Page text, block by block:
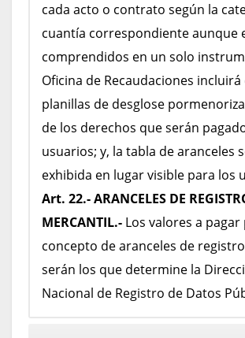
cada acto o contrato según la
cuantía correspondiente aunque
comprendidos en un solo
Oficina de Recaudaciones incluirá
planillas de desglose
de los derechos que serán
usuarios; y, la tabla de aranceles
exhibida en lugar visible para los
Art. 22.- ARANCELES DE
MERCANTIL.- Los valores a
concepto de aranceles de
serán los que determine la
Nacional de Registro de Datos